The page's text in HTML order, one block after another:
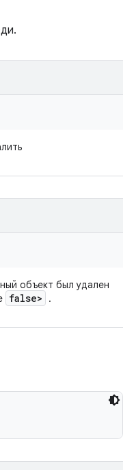
объект был удален
false> .